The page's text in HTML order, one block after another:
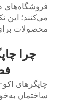
فروشگاه‌های
می‌کنند؛ این
محصولات
چرا
چاپگرهای
ساختمان